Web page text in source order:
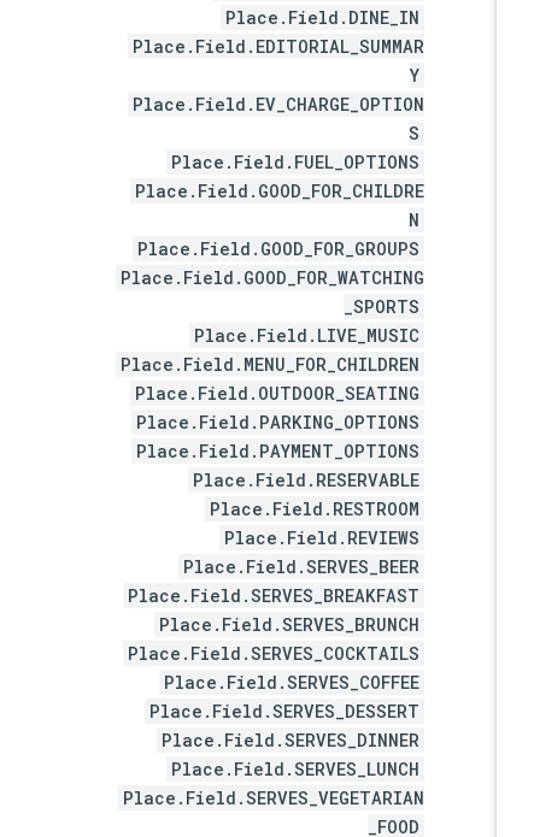
Place.Field.DINE_IN
Place.Field.EDITORIAL_SUMMAR
Place.Field.EV_CHARGE_OPTION
Place.Field.FUEL_OPTIONS
Place.Field.GOOD_FOR_CHILDRE
Place.Field.GOOD_FOR_GROUPS
Place.Field.GOOD_FOR_WATCHING
_SPORTS
Place.Field.LIVE_MUSIC
Place.Field.MENU_FOR_CHILDREN
Place.Field.OUTDOOR_SEATING
Place.Field.PARKING_OPTIONS
Place.Field.PAYMENT_OPTIONS
Place.Field.RESERVABLE
Place.Field.RESTROOM
Place.Field.REVIEWS
Place.Field.SERVES_BEER
Place.Field.SERVES_BREAKFAST
Place.Field.SERVES_BRUNCH
Place.Field.SERVES_COCKTAILS
Place.Field.SERVES_COFFEE
Place.Field.SERVES_DESSERT
Place.Field.SERVES_DINNER
Place.Field.SERVES_LUNCH
Place.Field.SERVES_VEGETARIAN
_FOOD